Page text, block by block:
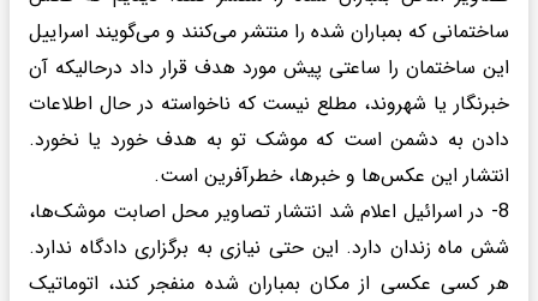
ساختمانی که بمباران شده را منتشر می‌کنند و می‌گویند اسراییل
این ساختمان را ساعتی پیش مورد هدف قرار داد درحالیکه آن
خبرنگار یا شهروند، مطلع نیست که ناخواسته در حال اطلاعات
دادن به دشمن است که موشک تو به هدف خورد یا نخورد.
انتشار این عکس‌ها و خبرها، خطرآفرین است.
8- در اسرائیل اعلام شد انتشار تصاویر محل اصابت موشک‌ها،
شش ماه زندان دارد. این حتی نیازی به برگزاری دادگاه ندارد.
هر کسی عکسی از مکان بمباران شده منفجر کند، اتوماتیک